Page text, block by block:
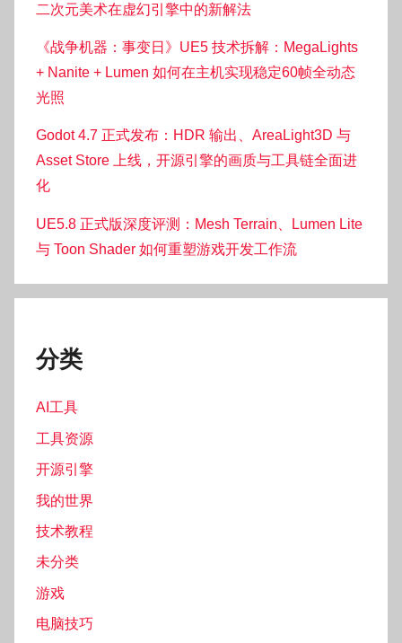
二次元美术在虚幻引擎中的新解法
《战争机器：事变日》UE5 技术拆解：MegaLights
+ Nanite + Lumen 如何在主机实现稳定60帧全动态
光照
Godot 4.7 正式发布：HDR 输出、AreaLight3D 与
Asset Store 上线，开源引擎的画质与工具链全面进
化
UE5.8 正式版深度评测：Mesh Terrain、Lumen Lite
与 Toon Shader 如何重塑游戏开发工作流
分类
AI工具
工具资源
开源引擎
我的世界
技术教程
未分类
游戏
电脑技巧